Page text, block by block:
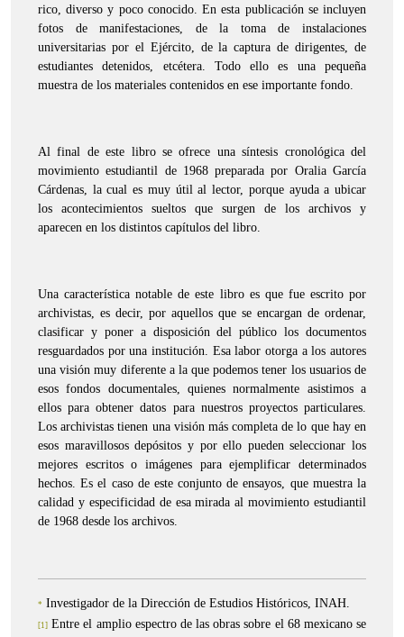
rico, diverso y poco conocido. En esta publicación se incluyen
fotos de manifestaciones, de la toma de instalaciones
universitarias por el Ejército, de la captura de dirigentes, de
estudiantes detenidos, etcétera. Todo ello es una pequeña
muestra de los materiales contenidos en ese importante fondo.
Al final de este libro se ofrece una síntesis cronológica del
movimiento estudiantil de 1968 preparada por Oralia García
Cárdenas, la cual es muy útil al lector, porque ayuda a ubicar
los acontecimientos sueltos que surgen de los archivos y
aparecen en los distintos capítulos del libro.
Una característica notable de este libro es que fue escrito por
archivistas, es decir, por aquellos que se encargan de ordenar,
clasificar y poner a disposición del público los documentos
resguardados por una institución. Esa labor otorga a los autores
una visión muy diferente a la que podemos tener los usuarios de
esos fondos documentales, quienes normalmente asistimos a
ellos para obtener datos para nuestros proyectos particulares.
Los archivistas tienen una visión más completa de lo que hay en
esos maravillosos depósitos y por ello pueden seleccionar los
mejores escritos o imágenes para ejemplificar determinados
hechos. Es el caso de este conjunto de ensayos, que muestra la
calidad y especificidad de esa mirada al movimiento estudiantil
de 1968 desde los archivos.
* Investigador de la Dirección de Estudios Históricos, INAH.
[1] Entre el amplio espectro de las obras sobre el 68 mexicano se